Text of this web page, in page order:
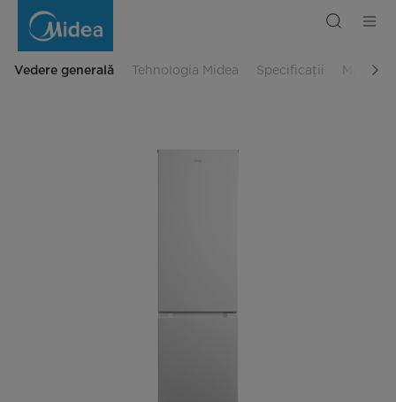
Vedere generală Tehnologia Midea Specificații Manual